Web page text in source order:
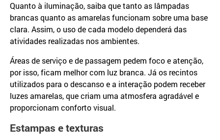
Quanto à iluminação, saiba que tanto as lâmpadas
brancas quanto as amarelas funcionam sobre uma base
clara. Assim, o uso de cada modelo dependerá das
atividades realizadas nos ambientes.
Áreas de serviço e de passagem pedem foco e atenção,
por isso, ficam melhor com luz branca. Já os recintos
utilizados para o descanso e a interação podem receber
luzes amarelas, que criam uma atmosfera agradável e
proporcionam conforto visual.
Estampas e texturas